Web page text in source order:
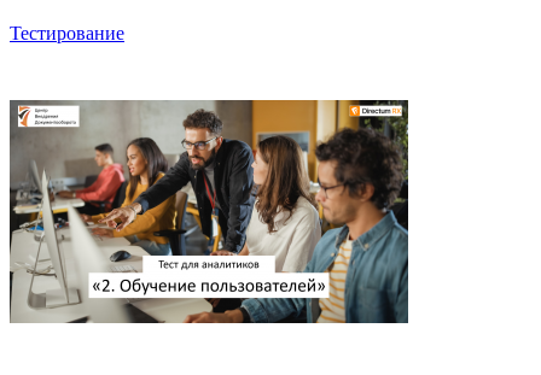
Тестирование